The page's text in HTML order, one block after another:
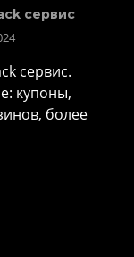
сервис
сервис.
купоны,
более